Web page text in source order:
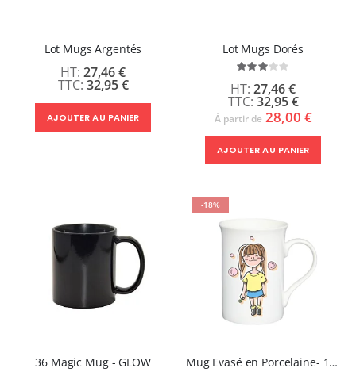
Lot Mugs Argentés
32,95 €
27,46 €
AJOUTER AU PANIER
Lot Mugs Dorés
Évaluation:
32,95 €
27,46 €
À partir de 28,00 €
AJOUTER AU PANIER
36 Magic Mug - GLOW
-18%
Mug Evasé en Porcelaine- 10 oz